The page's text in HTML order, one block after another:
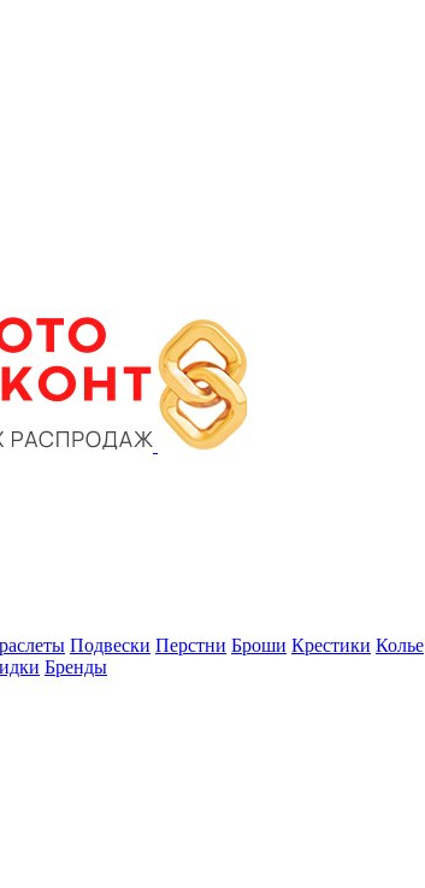
Подвески Перстни Броши Крестики Колье
Бренды